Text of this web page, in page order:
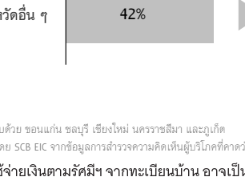
ายเงินตามรัศมีฯ จากทะเบียนบ้าน อาจ